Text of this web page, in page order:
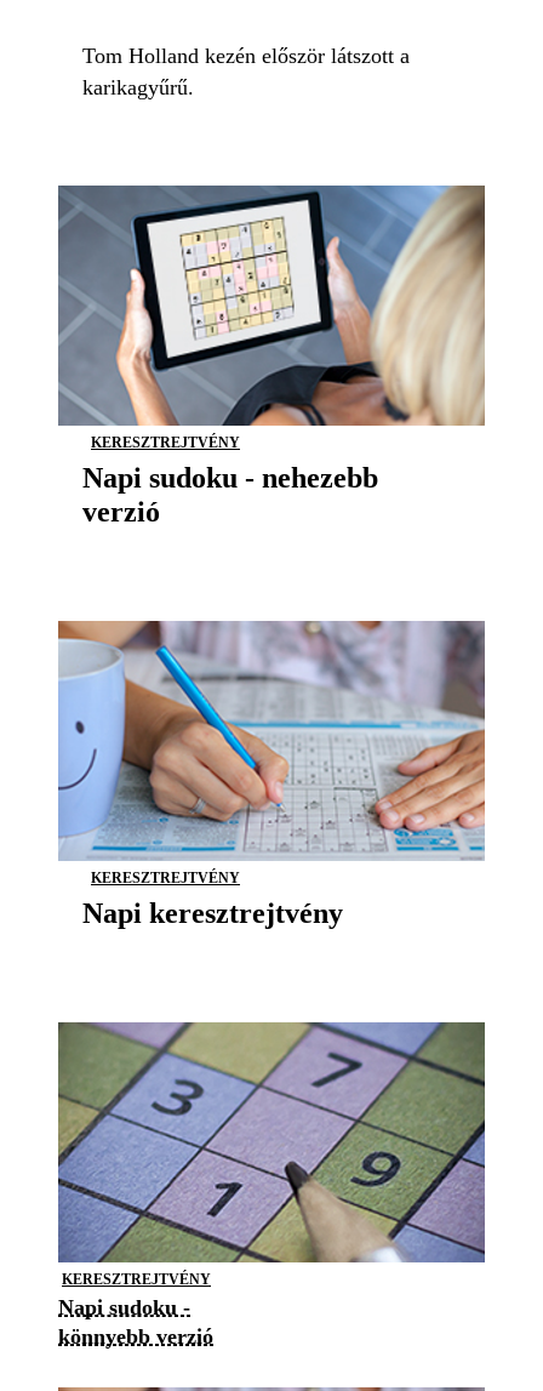
Tom Holland kezén először látszott a
karikagyűrű.
KERESZTREJTVÉNY
Napi sudoku - nehezebb
verzió
KERESZTREJTVÉNY
Napi keresztrejtvény
KERESZTREJTVÉNY
Napi sudoku -
könnyebb verzió